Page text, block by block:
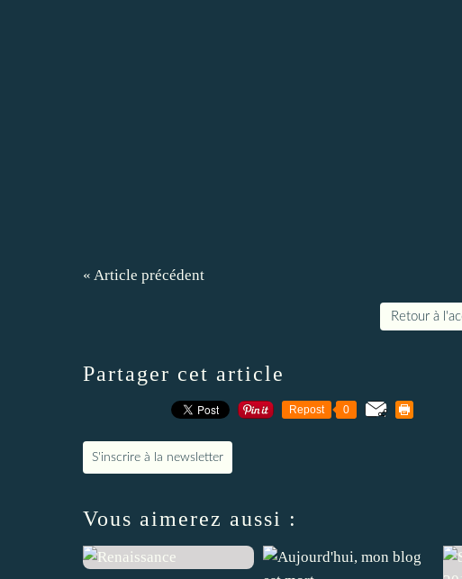
« Article précédent
Retour à
Partager cet article
Repost 0
S'inscrire à la newsletter
Vous aimerez aussi :